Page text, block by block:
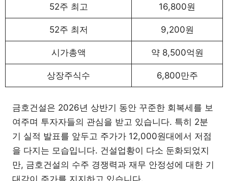
52주 최고 16,800원
52주 최저 9,200원
시가총액 약 8,500억원
상장주식수 6,800만주
금호건설은 2026년 상반기 동안 꾸준한 회복세를 보
여주며 투자자들의 관심을 받고 있습니다. 특히 2분
기 실적 발표를 앞두고 주가가 12,000원대에서 저점
을 다지는 모습입니다. 건설업황이 다소 둔화되었지
만, 금호건설의 수주 경쟁력과 재무 안정성에 대한 기
대감이 주가를 지지하고 있습니다.